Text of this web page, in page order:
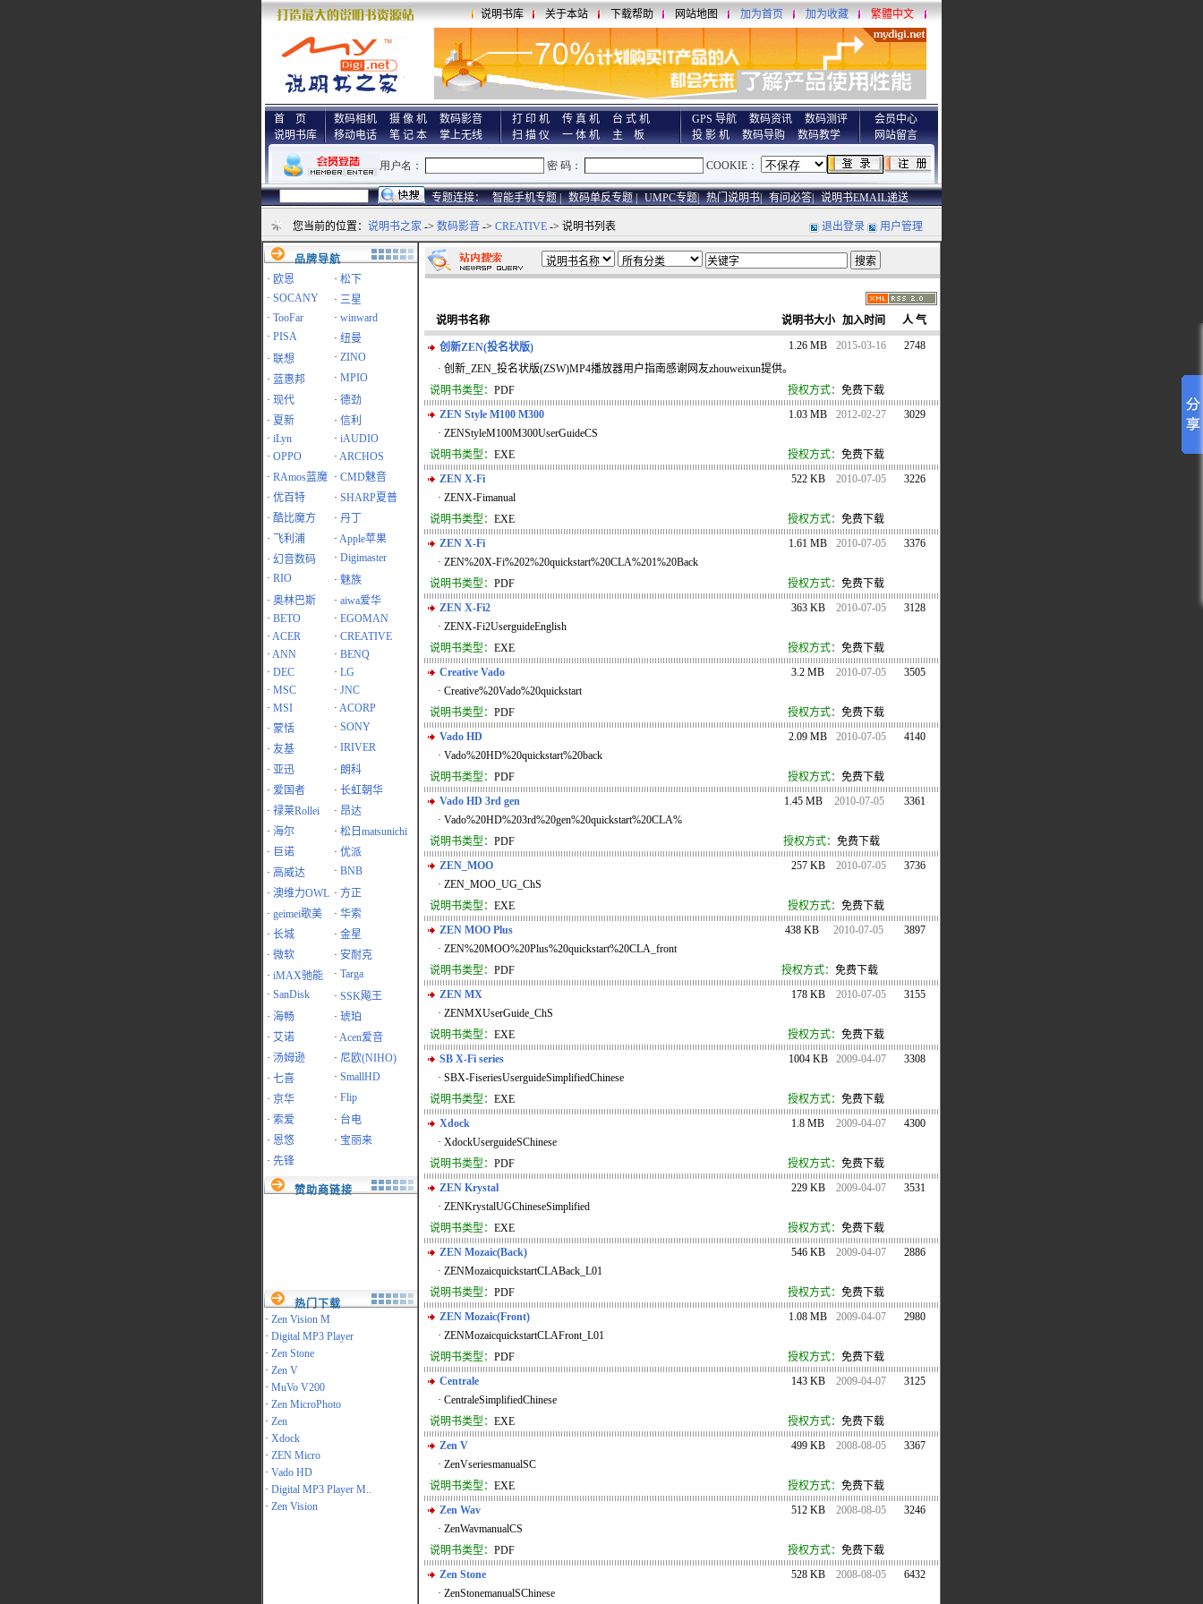
说明书库 关于本站 下载帮助 网站地图 加为首页 加为收藏 繁體中文
首 页
说明书库
数码相机 摄 像 机
数码影音
移动电话
笔 记 本 掌上无线
打 印 机 传 真 机
台 式 机
扫 描 仪
一 体 机 主 板
GPS 导航 数码资讯
数码测评
投 影 机
数码导购 数码教学
会员中心
网站留言
专题连接： 智能手机专题 | 数码单反专题 | UMPC专题| 热门说明书| 有问必答| 说明书EMAIL递送
您当前的位置： 说明书之家 -> 数码影音 -> CREATIVE -> 说明书列表 退出登录 用户管理
品牌导航
· 欧恩 · 松下
· SOCANY · 三星
· TooFar · winward
· PISA · 纽曼
· 联想 · ZINO
· 蓝惠邦 · MPIO
· 现代 · 德劲
· 夏新 · 信利
· iLyn · iAUDIO
· OPPO · ARCHOS
· RAmos蓝魔 · CMD魅音
· 优百特 · SHARP夏普
· 酷比魔方 · 丹丁
·
飞利浦 · Apple苹果
· 幻音数码 · Digimaster
· RIO · 魅族
· 奥林巴斯 · aiwa爱华
· BETO · EGOMAN
· ACER · CREATIVE
· ANN · BENQ
· DEC · LG
· MSC · JNC
· MSI · ACORP
· 蒙恬 · SONY
· 友基 · IRIVER
· 亚迅 · 朗科
· 爱国者 · 长虹朝华
· 禄莱Rollei · 昂达
· 海尔 · 松日matsunichi
· 巨诺 · 优派
· 高威达 · BNB
· 澳维力OWL · 方正
· geimei歌美 · 华索
· 长城 · 金星
· 微软 · 安耐克
· iMAX驰能 · Targa
· SanDisk · SSK飚王
· 海畅 · 琥珀
· 艾诺 · Acen爱音
· 汤姆逊 · 尼欧(NIHO)
· 七喜 · SmallHD
· 京华 · Flip
· 索爱 · 台电
· 恩悠 · 宝丽来
· 先锋
赞助商链接
热门下载
· Zen Vision M
· Digital MP3 Player
· Zen Stone
· Zen V
· MuVo V200
· Zen MicroPhoto
· Zen
· Xdock
· ZEN Micro
· Vado HD
· Digital MP3 Player M..
· Zen Vision
说明书名称 说明书大小 加入时间 人 气
创新ZEN(投名状版) 1.26 MB 2015-03-16
2748
· 创新_ZEN_投名状版(ZSW)MP4播放器用户指南感谢网友zhouweixun提供。
说明书类型： PDF 授权方式： 免费下载
ZEN Style M100 M300
1.03 MB 2012-02-27
3029
· ZENStyleM100M300UserGuideCS
说明书类型： EXE 授权方式： 免费下载
ZEN X-Fi
522 KB 2010-07-05
3226
· ZENX-Fimanual
说明书类型： EXE 授权方式： 免费下载
ZEN X-Fi
1.61 MB 2010-07-05
3376
· ZEN%20X-Fi%202%20quickstart%20CLA%201%20Back
说明书类型： PDF 授权方式： 免费下载
ZEN X-Fi2
363 KB 2010-07-05
3128
· ZENX-Fi2UserguideEnglish
说明书类型： EXE 授权方式： 免费下载
Creative Vado
3.2 MB 2010-07-05
3505
· Creative%20Vado%20quickstart
说明书类型： PDF 授权方式： 免费下载
Vado HD
2.09 MB 2010-07-05
4140
· Vado%20HD%20quickstart%20back
说明书类型： PDF 授权方式： 免费下载
Vado HD 3rd gen
1.45 MB 2010-07-05
3361
· Vado%20HD%203rd%20gen%20quickstart%20CLA%
说明书类型： PDF 授权方式： 免费下载
ZEN_MOO
257 KB 2010-07-05
3736
· ZEN_MOO_UG_ChS
说明书类型： EXE 授权方式： 免费下载
ZEN MOO Plus
438 KB 2010-07-05
3897
· ZEN%20MOO%20Plus%20quickstart%20CLA_front
说明书类型： PDF 授权方式： 免费下载
ZEN MX
178 KB 2010-07-05
3155
· ZENMXUserGuide_ChS
说明书类型： EXE 授权方式： 免费下载
SB X-Fi series
1004 KB 2009-04-07
3308
· SBX-FiseriesUserguideSimplifiedChinese
说明书类型： EXE 授权方式： 免费下载
Xdock
1.8 MB 2009-04-07
4300
· XdockUserguideSChinese
说明书类型： PDF 授权方式： 免费下载
ZEN Krystal
229 KB 2009-04-07
3531
· ZENKrystalUGChineseSimplified
说明书类型： EXE 授权方式： 免费下载
ZEN Mozaic(Back)
546 KB 2009-04-07
2886
· ZENMozaicquickstartCLABack_L01
说明书类型： PDF 授权方式： 免费下载
ZEN Mozaic(Front)
1.08 MB 2009-04-07
2980
· ZENMozaicquickstartCLAFront_L01
说明书类型： PDF 授权方式： 免费下载
Centrale
143 KB 2009-04-07
3125
· CentraleSimplifiedChinese
说明书类型： EXE 授权方式： 免费下载
Zen V
499 KB 2008-08-05
3367
· ZenVseriesmanualSC
说明书类型： EXE 授权方式： 免费下载
Zen Wav
512 KB 2008-08-05
3246
· ZenWavmanualCS
说明书类型： PDF 授权方式： 免费下载
Zen Stone
528 KB 2008-08-05
6432
· ZenStonemanualSChinese